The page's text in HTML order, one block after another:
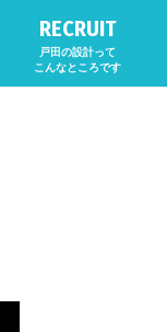
RECRUIT
戸田の設計って
こんなところです